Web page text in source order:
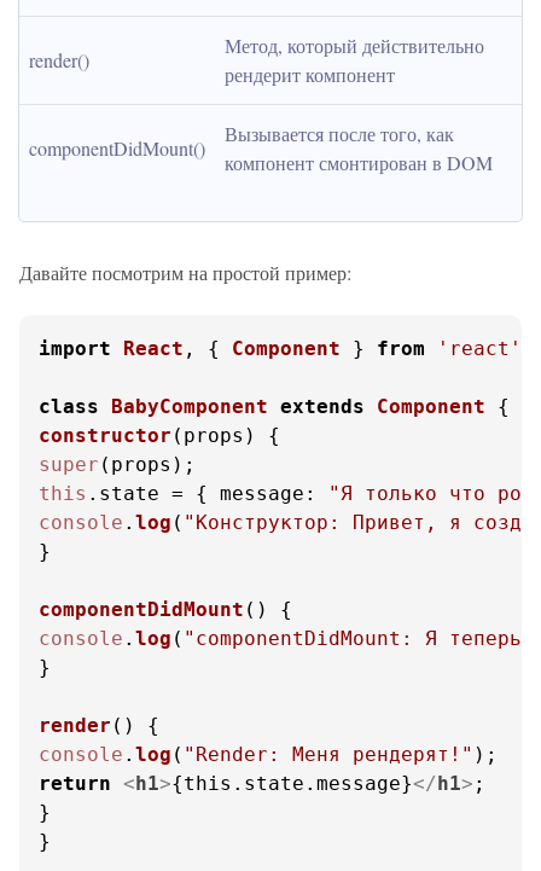
render()
Метод, который действительно
рендерит компонент
componentDidMount()
Вызывается после того, как
компонент смонтирован в DOM
Давайте посмотрим на простой пример:
import React , { Component } from 'react'
class BabyComponent extends Component
constructor ( props
super
this . state = { message :
"Я только что
console . log ( "Конструктор: Привет, я
}
componentDidMount (
console . log ( "componentDidMount: Я теперь
}
render (
console . log ( "Render: Меня рендерят!"
return <h1>{this.state.message}</h1> ;
}
}